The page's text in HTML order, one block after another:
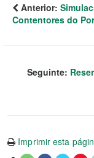
Anterior:
Contentores do
Seguinte:
Imprimir esta